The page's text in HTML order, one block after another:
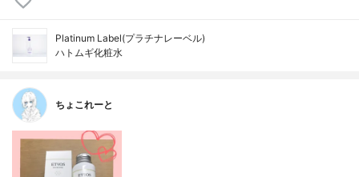
Platinum Label(プラチナレーベル)
ハトムギ化粧水
ちょこれーと